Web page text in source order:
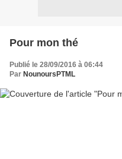
Pour mon thé
Publié le 28/09/2016 à 06:44
Par NounoursPTML